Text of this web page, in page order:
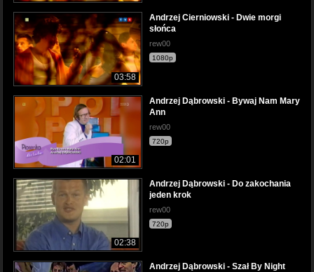
03:58
Andrzej Cierniowski - Dwie morgi
słońca
rew00
1080p
02:01
Andrzej Dąbrowski - Bywaj Nam Mary
Ann
rew00
720p
02:38
Andrzej Dąbrowski - Do zakochania
jeden krok
rew00
720p
Andrzej Dąbrowski - Szał By Night